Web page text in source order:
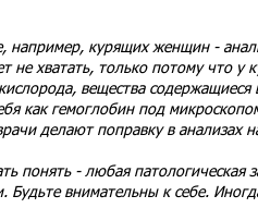
например, курящих женщин -
хватать, только потому что у
вещества содержащиеся
как гемоглобин под
делают поправку в анализах
понять - любая патологическая
внимательны к себе.